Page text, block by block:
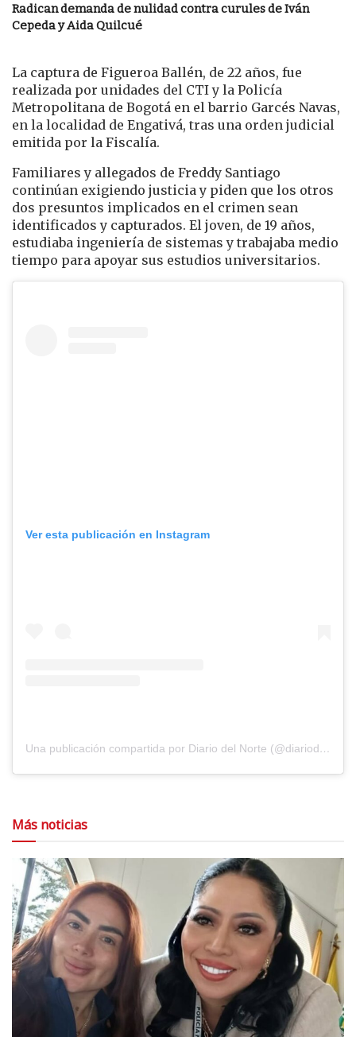
Radican demanda de nulidad contra curules de Iván
Cepeda y Aida Quilcué
La captura de Figueroa Ballén, de 22 años, fue
realizada por unidades del CTI y la Policía
Metropolitana de Bogotá en el barrio Garcés Navas,
en la localidad de Engativá, tras una orden judicial
emitida por la Fiscalía.
Familiares y allegados de Freddy Santiago
continúan exigiendo justicia y piden que los otros
dos presuntos implicados en el crimen sean
identificados y capturados. El joven, de 19 años,
estudiaba ingeniería de sistemas y trabajaba medio
tiempo para apoyar sus estudios universitarios.
Ver esta publicación en Instagram
Una publicación compartida por Diario del Norte (@diariodelnorte)
Más noticias